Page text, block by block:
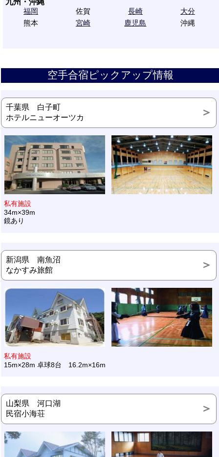
九州・沖縄
福岡
佐賀 長崎
大分
熊本
宮崎 鹿児島 沖縄
空手合宿ピックアップ情報
千葉県 白子町
ホテルニューオーツカ
私有施設
34m×39m
鏡あり
新潟県 南魚沼
なかすみ旅館
私有施設
15m×28m 卓球8台 16.2m×16m
山梨県 河口湖
民宿小海荘